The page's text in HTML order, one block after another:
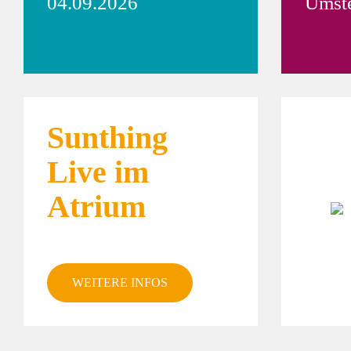
Sunthing
Live im
Atrium
WEITERE INFOS